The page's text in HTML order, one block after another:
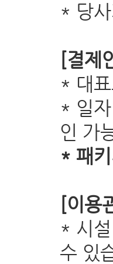
* 당
[결제
* 대
* 일
인 가
* 패
[이용
* 시
수 있